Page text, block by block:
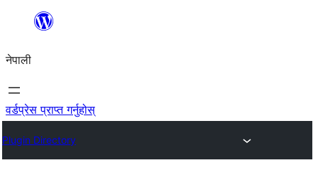
सामग्रीमा
नेपाली
वर्डप्रेस प्राप्त गर्नुहोस्
Plugin Directory